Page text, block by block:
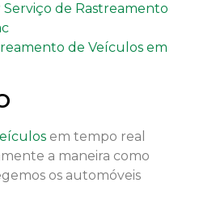
de Rastreamento
de Veículos em
em tempo real
a maneira como
os automóveis